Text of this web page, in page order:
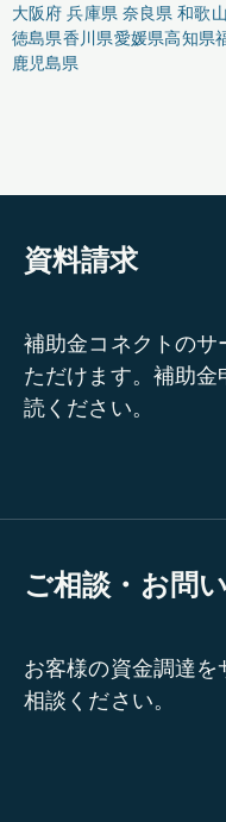
大阪府 兵庫県 奈良県 和歌
徳島県香川県愛媛県高知県
鹿児島県
資料請求
補助金コネクトの
ただけます。補助
読ください。
ご相談・お問
お客様の資金調達
相談ください。